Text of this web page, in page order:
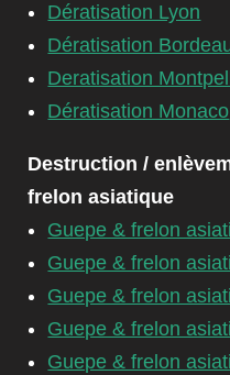
Dératisation Lyon
Dératisation
Deratisation
Dératisation Monaco
Destruction /
frelon asiatique
Guepe & frelon
Guepe & frelon
Guepe & frelon
Guepe & frelon
Guepe & frelon